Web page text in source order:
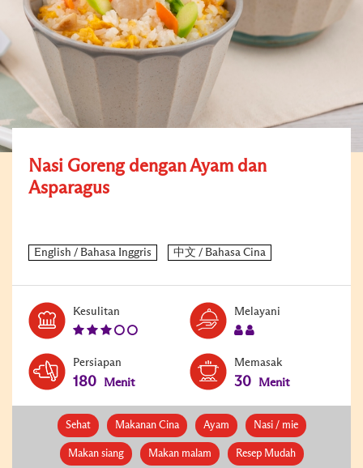
Nasi Goreng dengan Ayam dan
Asparagus
Kesulitan Melayani
Persiapan
180 Menit
Memasak
30 Menit
Sehat Makanan Cina Ayam Nasi / mie
Makan siang Makan malam Resep Mudah